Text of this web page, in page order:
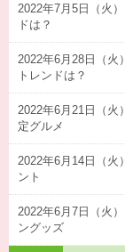
2022年7月5日（火
ドは？
2022年6月28日（
トレンドは？
2022年6月21日（
定グルメ
2022年6月14日（火
ント
2022年6月7日（火
ングッズ